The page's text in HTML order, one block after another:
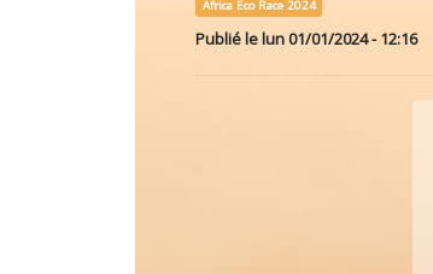
Africa Eco Race 2024
Publié lelun 01/01/2024 - 12:16